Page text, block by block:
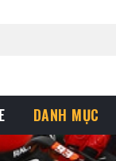
DANH MỤC